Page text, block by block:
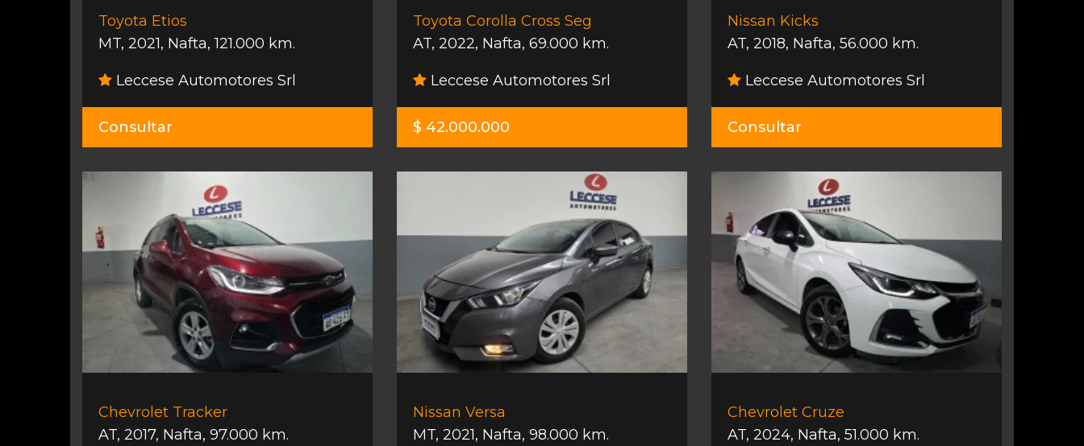
Toyota Etios
MT, 2021, Nafta,121.000 km.
Leccese Automotores Srl
Consultar
Toyota Corolla Cross Seg
AT, 2022, Nafta, 69.000 km.
Leccese Automotores Srl
$ 42.000.000
Nissan Kicks
AT, 2018, Nafta, 56.000 km.
Leccese Automotores Srl
Consultar
Chevrolet Tracker
AT, 2017, Nafta, 97.000 km.
Nissan Versa
MT, 2021, Nafta, 98.000 km.
Chevrolet Cruze
AT, 2024, Nafta, 51.000 km.